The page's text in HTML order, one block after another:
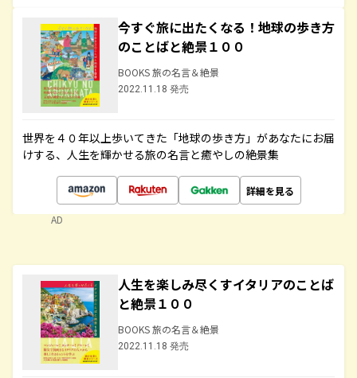
今すぐ旅に出たくなる！地球の歩き方
のことばと絶景１００
BOOKS 旅の名言＆絶景
2022.11.18 発売
世界を４０年以上歩いてきた「地球の歩き方」があなたにお届
けする、人生を輝かせる旅の名言と癒やしの絶景集
詳細を見る
AD
人生を楽しみ尽くすイタリアのことば
と絶景１００
BOOKS 旅の名言＆絶景
2022.11.18 発売